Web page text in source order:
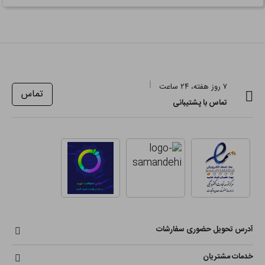
۷ روز هفته، ۲۴ ساعت
تماس با پشتیبانی
تماس
آدرس تحویل حضوری سفارشات
خدمات مشتریان